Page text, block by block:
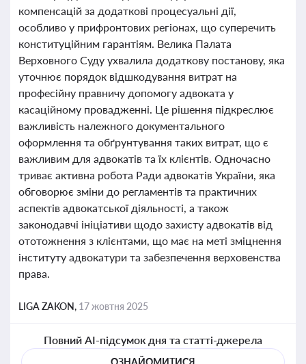
компенсацій за додаткові процесуальні дії,
особливо у прифронтових регіонах, що суперечить
конституційним гарантіям. Велика Палата
Верховного Суду ухвалила додаткову постанову, яка
уточнює порядок відшкодування витрат на
професійну правничу допомогу адвоката у
касаційному провадженні. Це рішення підкреслює
важливість належного документального
оформлення та обґрунтування таких витрат, що є
важливим для адвокатів та їх клієнтів. Одночасно
триває активна робота Ради адвокатів України, яка
обговорює зміни до регламентів та практичних
аспектів адвокатської діяльності, а також
законодавчі ініціативи щодо захисту адвокатів від
ототожнення з клієнтами, що має на меті зміцнення
інституту адвокатури та забезпечення верховенства
права.
LIGA ZAKON, 17 жовтня 2025
Повний AI-підсумок дня та статті-джерела
ОЗНАЙОМИТИСЯ